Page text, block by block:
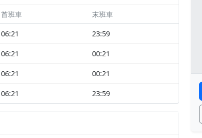
首班車 末班車
06:21 23:59
06:21 00:21
06:21 00:21
06:21 23:59